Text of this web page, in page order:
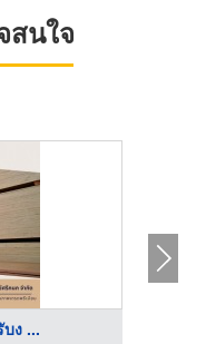
นใจ
ง ...